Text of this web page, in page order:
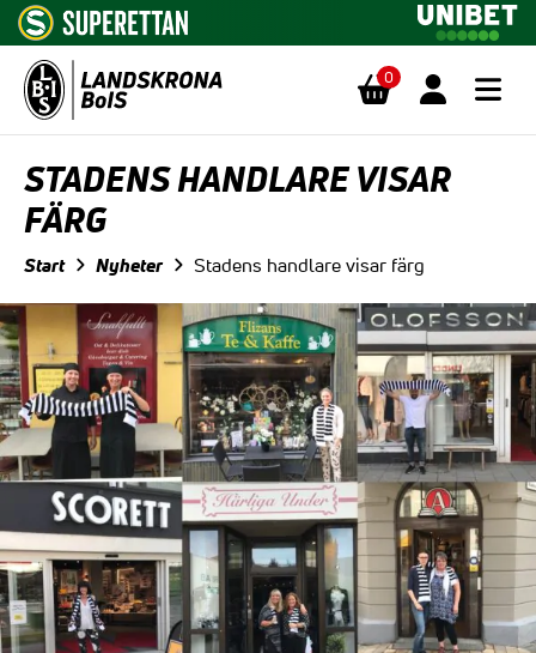
0
STADENS HANDLARE VISAR
FÄRG
Start Nyheter Stadens handlare visar färg